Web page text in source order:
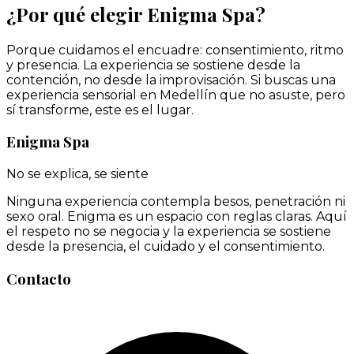
¿Por qué elegir Enigma Spa?
Porque cuidamos el encuadre: consentimiento, ritmo
y presencia. La experiencia se sostiene desde la
contención, no desde la improvisación. Si buscas una
experiencia sensorial en Medellín que no asuste, pero
sí transforme, este es el lugar.
Enigma Spa
No se explica, se siente
Ninguna experiencia contempla besos, penetración ni
sexo oral. Enigma es un espacio con reglas claras. Aquí
el respeto no se negocia y la experiencia se sostiene
desde la presencia, el cuidado y el consentimiento.
Contacto